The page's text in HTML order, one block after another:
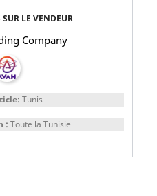
LE VENDEUR
Company
Tunis
: Toute la Tunisie